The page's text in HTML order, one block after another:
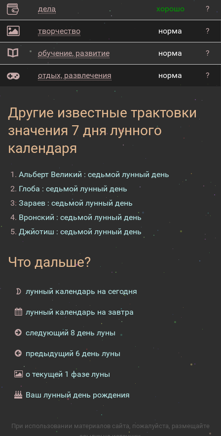
дела хорошо ?
творчество норма ?
обучение, развитие норма ?
отдых, развлечения норма ?
Другие известные трактовки
значения 7 дня лунного
календаря
Альберт Великий : седьмой лунный день
Глоба : седьмой лунный день
Зараев : седьмой лунный день
Вронский : седьмой лунный день
Джйотиш : седьмой лунный день
Что дальше?
лунный календарь на сегодня
лунный календарь на завтра
следующий 8 день луны
предыдущий 6 день луны
о текущей 1 фазе луны
Ваш лунный день рождения
При использовании материалов сайта, пожалуйста, размещайте